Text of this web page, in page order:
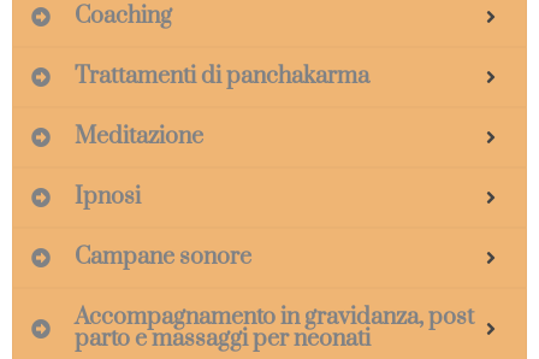
Coaching
Trattamenti di panchakarma
Meditazione
Ipnosi
Campane sonore
Accompagnamento in gravidanza, post
parto e massaggi per neonati